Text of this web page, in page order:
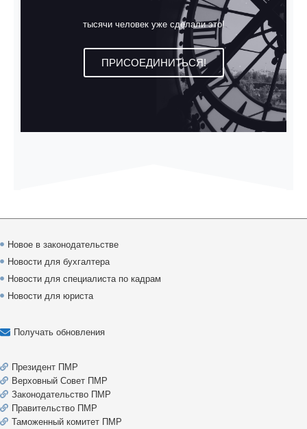
тысячи человек уже сделали это!
ПРИСОЕДИНИТЬСЯ!
Новое в законодательстве
Новости для бухгалтера
Новости для специалиста по кадрам
Новости для юриста
Получать обновления
Президент ПМР
Верховный Совет ПМР
Законодательство ПМР
Правительство ПМР
Таможенный комитет ПМР